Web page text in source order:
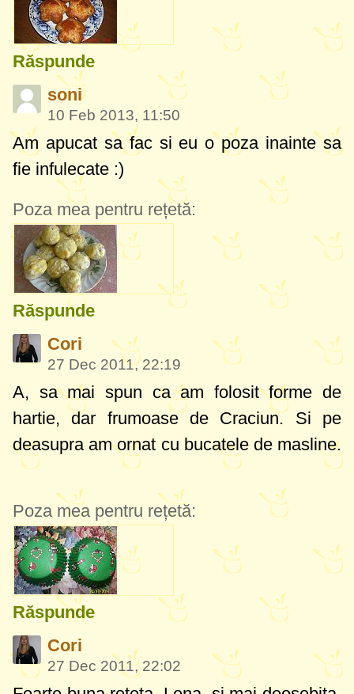
Răspunde
soni
10 Feb 2013, 11:50
Am apucat sa fac si eu o poza inainte sa
fie infulecate :)
Poza mea pentru rețetă:
Răspunde
Cori
27 Dec 2011, 22:19
A, sa mai spun ca am folosit forme de
hartie, dar frumoase de Craciun. Si pe
deasupra am ornat cu bucatele de masline.
Poza mea pentru rețetă:
Răspunde
Cori
27 Dec 2011, 22:02